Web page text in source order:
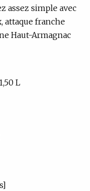
assez simple avec
attaque franche
Haut-Armagnac
L